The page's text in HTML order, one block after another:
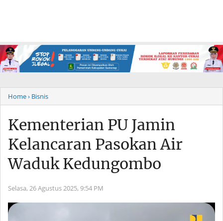
Home› Bisnis
Kementerian PU Jamin
Kelancaran Pasokan Air
Waduk Kedungombo
Selasa, 26 Agustus 2025, 9:54 PM